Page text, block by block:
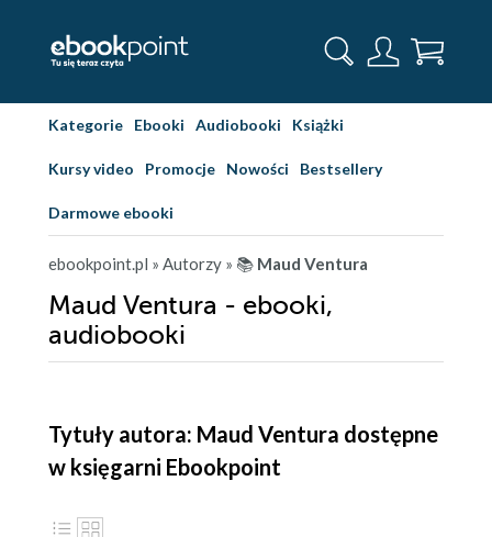
Kategorie Ebooki Audiobooki Książki
Kursy video Promocje Nowości Bestsellery
Darmowe ebooki
ebookpoint.pl » Autorzy » 📚 Maud Ventura
Maud Ventura - ebooki,
audiobooki
Tytuły autora: Maud Ventura dostępne
w księgarni Ebookpoint